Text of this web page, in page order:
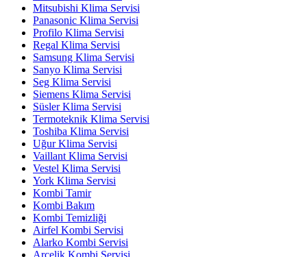
Mitsubishi Klima Servisi
Panasonic Klima Servisi
Profilo Klima Servisi
Regal Klima Servisi
Samsung Klima Servisi
Sanyo Klima Servisi
Seg Klima Servisi
Siemens Klima Servisi
Süsler Klima Servisi
Termoteknik Klima Servisi
Toshiba Klima Servisi
Uğur Klima Servisi
Vaillant Klima Servisi
Vestel Klima Servisi
York Klima Servisi
Kombi Tamir
Kombi Bakım
Kombi Temizliği
Airfel Kombi Servisi
Alarko Kombi Servisi
Arçelik Kombi Servisi